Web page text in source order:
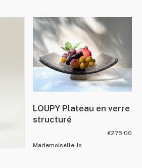
LOUPY Plateau en verre
structuré
Mademoiselle Jo
€275.00